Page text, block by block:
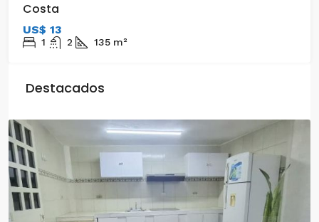
Costa
US$ 13
1 2 135 m²
Destacados